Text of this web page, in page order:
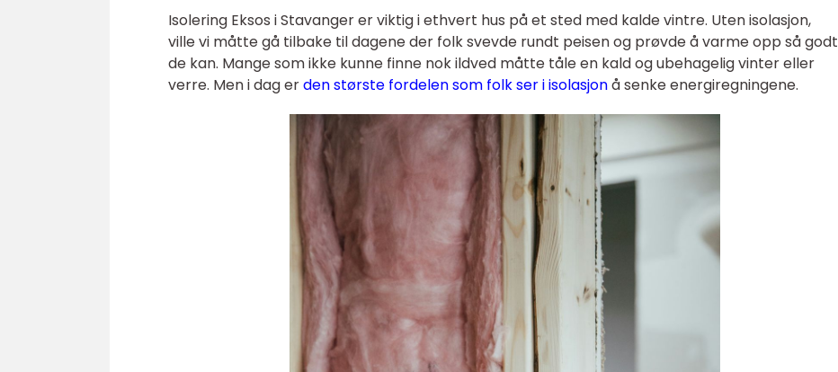
Isolering Eksos i Stavanger er viktig i ethvert hus på et sted med kalde vintre. Uten isolasjon,
ville vi måtte gå tilbake til dagene der folk svevde rundt peisen og prøvde å varme opp så godt
de kan. Mange som ikke kunne finne nok ildved måtte tåle en kald og ubehagelig vinter eller
verre. Men i dag erden største fordelen som folk ser i isolasjonå senke energiregningene.